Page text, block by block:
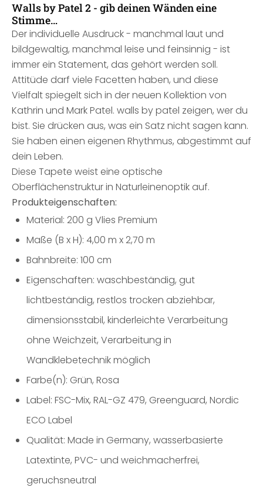
Walls by Patel 2 - gib deinen Wänden eine
Stimme…
Der individuelle Ausdruck - manchmal laut und
bildgewaltig, manchmal leise und feinsinnig - ist
immer ein Statement, das gehört werden soll.
Attitüde darf viele Facetten haben, und diese
Vielfalt spiegelt sich in der neuen Kollektion von
Kathrin und Mark Patel. walls by patel zeigen, wer du
bist. Sie drücken aus, was ein Satz nicht sagen kann.
Sie haben einen eigenen Rhythmus, abgestimmt auf
dein Leben.
Diese Tapete weist eine optische
Oberflächenstruktur in Naturleinenoptik auf.
Produkteigenschaften:
Material: 200 g Vlies Premium
Maße (B x H): 4,00 m x 2,70 m
Bahnbreite: 100 cm
Eigenschaften: waschbeständig, gut
lichtbeständig, restlos trocken abziehbar,
dimensionsstabil, kinderleichte Verarbeitung
ohne Weichzeit, Verarbeitung in
Wandklebetechnik möglich
Farbe(n): Grün, Rosa
Label: FSC-Mix, RAL-GZ 479, Greenguard, Nordic
ECO Label
Qualität: Made in Germany, wasserbasierte
Latextinte, PVC- und weichmacherfrei,
geruchsneutral